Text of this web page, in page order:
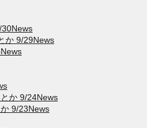
30News
か 9/29News
か 9/24News
9/23News